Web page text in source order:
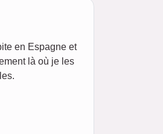
en Espagne et
là où je les